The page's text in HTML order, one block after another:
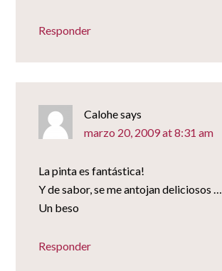
Responder
Calohesays
marzo 20, 2009 at 8:31 am
La pinta es fantástica!
Y de sabor, se me antojan deliciosos …
Un beso
Responder